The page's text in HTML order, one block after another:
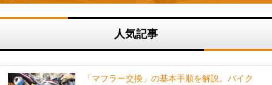
人気記事
「マフラー交換」の基本手順を解説。バイク